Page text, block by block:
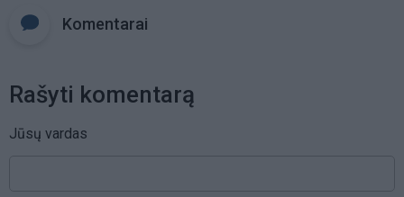
Komentarai
Rašyti komentarą
Jūsų vardas